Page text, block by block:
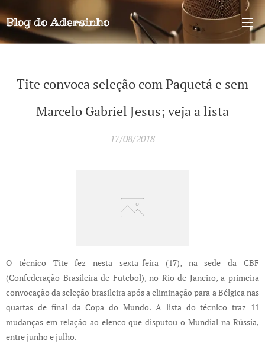
Blog doAdersinho
Tite convoca seleção com Paquetá e sem
Marcelo Gabriel Jesus; veja a lista
17/08/2018
O técnico Tite fez nesta sexta-feira (17), na sede da CBF
(Confederação Brasileira de Futebol), no Rio de Janeiro, a primeira
convocação da seleção brasileira após a eliminação para a Bélgica nas
quartas de final da Copa do Mundo. A lista do técnico traz 11
mudanças em relação ao elenco que disputou o Mundial na Rússia,
entre junho e julho.